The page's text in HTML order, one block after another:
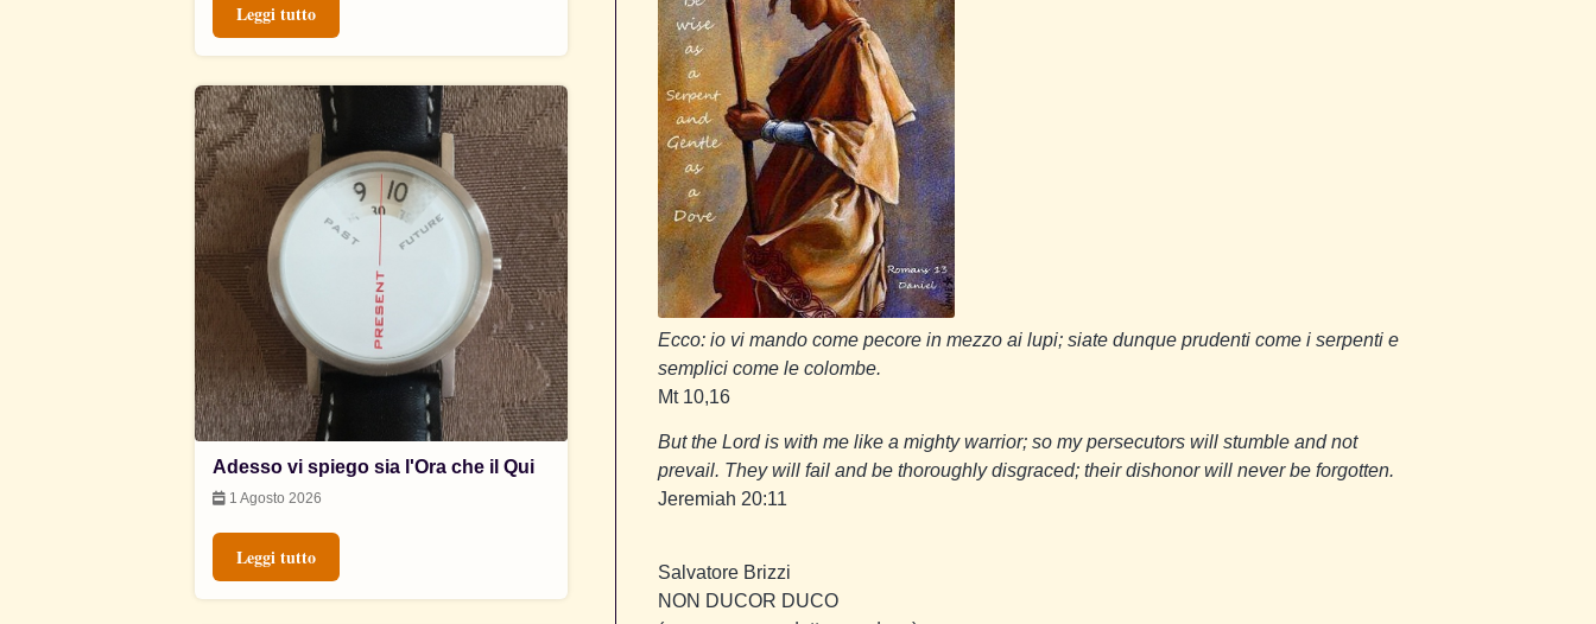
Leggi tutto
Adesso vi spiego sia l'Ora che il Qui
1 Agosto 2026
Leggi tutto
Ecco: io vi mando come pecore in mezzo ai lupi; siate dunque prudenti come i serpenti e
semplici come le colombe.
Mt 10,16
But the Lordis with me like a mighty warrior; so my persecutors will stumble and not
prevail. They will fail and be thoroughly disgraced; their dishonor will never be forgotten.
Jeremiah 20:11
Salvatore Brizzi
NON DUCOR DUCO